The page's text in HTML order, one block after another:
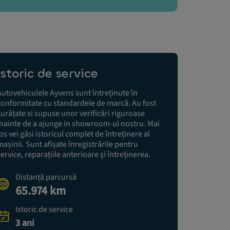
de service
Ayvens sunt întreținute în
cu standardele de marcă. Au fost
si supuse unor verificări riguroase
de a ajunge in showroom-ul nostru. Mai
vei găsi istoricul complet de întreținere al
Sunt afișate înregistrările pentru
reparațiile anterioare și întreținerea.
Distanță parcursă
65.974 km
Istoric de service
3 ani